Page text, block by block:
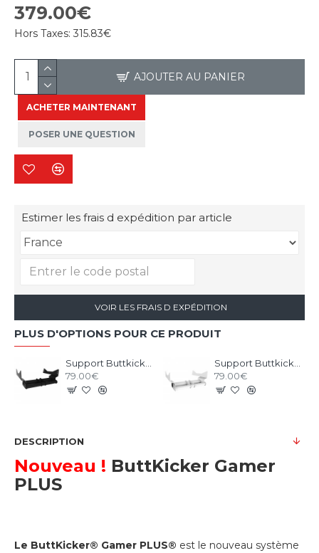
379.00€
Hors Taxes: 315.83€
AJOUTER AU PANIER
ACHETER MAINTENANT
POSER UNE QUESTION
Estimer les frais d expédition par article
VOIR LES FRAIS D EXPÉDITION
PLUS D'OPTIONS POUR CE PRODUIT
79.00€
79.00€
DESCRIPTION
Nouveau ! ButtKicker Gamer
PLUS
Le ButtKicker® Gamer PLUS® est le nouveau système